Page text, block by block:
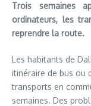
Trois semaines
ordinateurs, les
reprendre la route.
Les habitants de
itinéraire de bus ou
transports en
semaines. Des